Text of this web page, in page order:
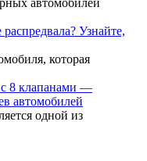
Узнайте,
которая
с 8 клапанами —
автомобилей
одной из